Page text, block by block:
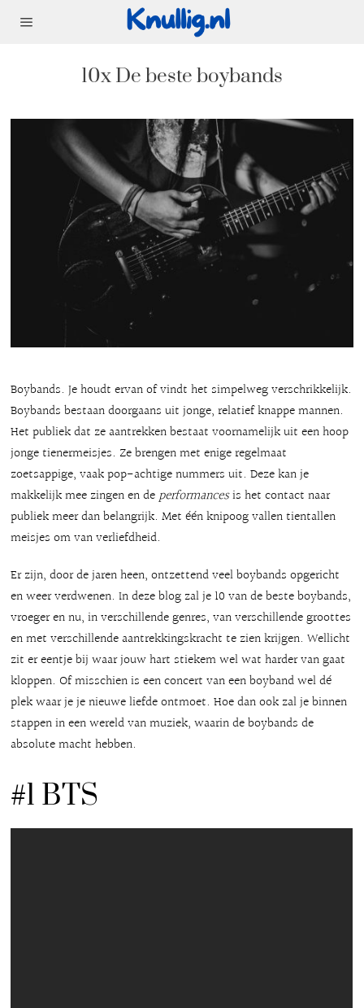
10x De beste boybands
Boybands. Je houdt ervan of vindt het simpelweg verschrikkelijk.
Boybands bestaan doorgaans uit jonge, relatief knappe mannen.
Het publiek dat ze aantrekken bestaat voornamelijk uit een hoop
jonge tienermeisjes. Ze brengen met enige regelmaat
zoetsappige, vaak pop-achtige nummers uit. Deze kan je
makkelijk mee zingen en de performancesis het contact naar
publiek meer dan belangrijk. Met één knipoog vallen tientallen
meisjes om van verliefdheid.
Er zijn, door de jaren heen, ontzettend veel boybands opgericht
en weer verdwenen. In deze blog zal je 10 van de beste boybands,
vroeger en nu, in verschillende genres, van verschillende groottes
en met verschillende aantrekkingskracht te zien krijgen. Wellicht
zit er eentje bij waar jouw hart stiekem wel wat harder van gaat
kloppen. Of misschien is een concert van een boyband wel dé
plek waar je je nieuwe liefde ontmoet. Hoe dan ook zal je binnen
stappen in een wereld van muziek, waarin de boybands de
absolute macht hebben.
#1 BTS